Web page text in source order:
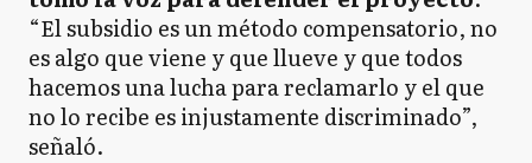
“El subsidio es un método compensatorio, no
es algo que viene y que llueve y que todos
hacemos una lucha para reclamarlo y el que
no lo recibe es injustamente discriminado”,
señaló.